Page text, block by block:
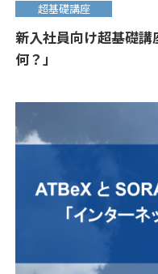
超基礎講座
新入社員向け超基礎
何？」